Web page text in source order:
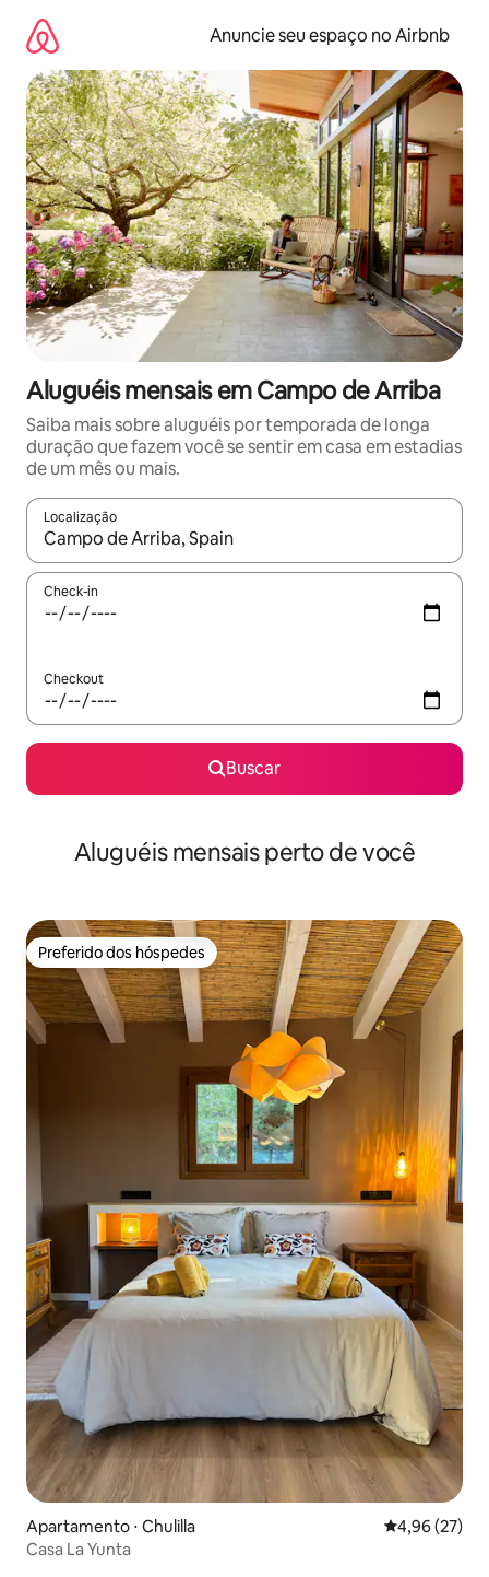
para
conteúdo
Anuncie seu espaço no Airbnb
Aluguéis mensais em Campo de Arriba
Saiba mais sobre aluguéis por temporada de longa
duração que fazem você se sentir em casa em estadias
de um mês ou mais.
Localização
Quando os resultados estiverem disponíveis, explore-os
Check-in
Checkout
Buscar
Aluguéis mensais perto de você
Preferido dos hóspedes
Preferido dos hóspedes
Apartamento ⋅ Chulilla 4,96 de uma
4,96 (27)
Casa La Yunta